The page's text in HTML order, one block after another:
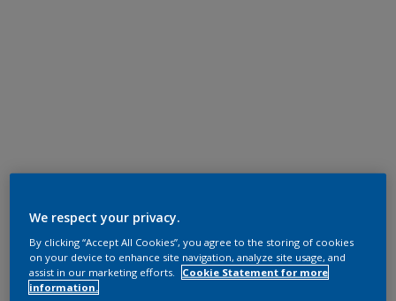
We respect your privacy.
By clicking “Accept All Cookies”, you agree to the storing of cookies
on your device to enhance site navigation, analyze site usage, and
assist in our marketing efforts.
Cookie Statement for more
information.